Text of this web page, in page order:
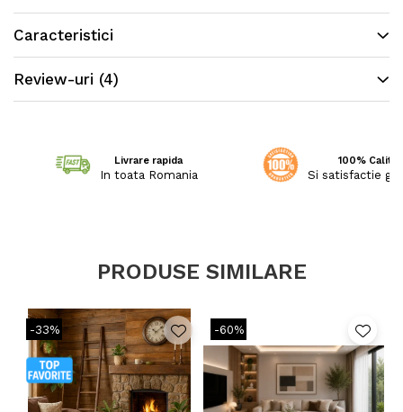
răsucite într-un mod special,
ceea ce permite să confere
covoarelor o textură și
strălucire deosebită.
Caracteristici
Review-uri (4)
Livrare rapida
In toata Romania
100%
Si satisfactie
PRODUSE SIMILARE
-33% -60%